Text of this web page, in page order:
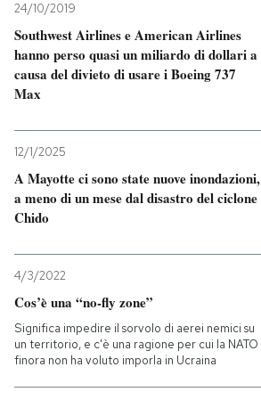
I MIEI PREFERITI
SHOP
CALENDARIO
AREA PERSONALE
24/10/2019
Southwest Airlines e American Airlines
hanno perso quasi un miliardo di dollari a
causa del divieto di usare i Boeing 737
Max
12/1/2025
A Mayotte ci sono state nuove inondazioni,
a meno di un mese dal disastro del ciclone
Chido
4/3/2022
Cos’è una “no-fly zone”
Significa impedire il sorvolo di aerei nemici su
un territorio, e c'è una ragione per cui la NATO
finora non ha voluto imporla in Ucraina